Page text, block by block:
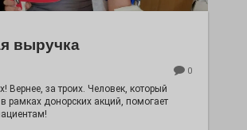
выручка
0
Вернее, за троих. Человек, который
в рамках донорских акций, помогает